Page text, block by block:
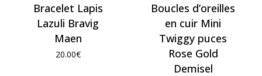
Bracelet Lapis
Lazuli Bravig
Maen
20.00€
Boucles d’oreilles
en cuir Mini
Twiggy puces
Rose Gold
Demisel